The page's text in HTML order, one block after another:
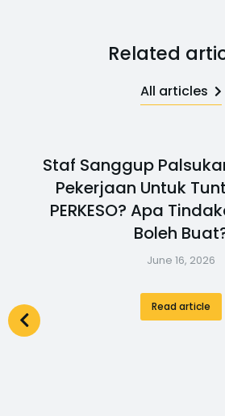
Related
All articles
Staf Sanggup
Pekerjaan Untuk
PERKESO? Apa
Boleh
June 16, 2026
Read article